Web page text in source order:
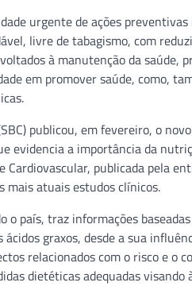
urgente de ações
livre de tabagismo, com
à manutenção da saúde,
em promover saúde, como,
publicou, em fevereiro, o
evidencia a importância da
Cardiovascular, publicada pela
mais atuais estudos clínicos.
o país, traz informações
ácidos graxos, desde a sua
relacionados com o risco e o
dietéticas adequadas